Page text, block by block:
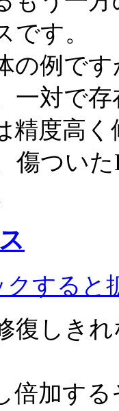
です。
の例で
一対で
精度高
傷つい
復しき
倍加す